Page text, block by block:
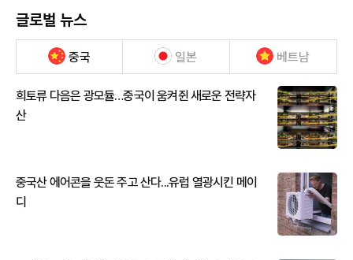
글로벌 뉴스
중국 일본 베트남
희토류 다음은 광모듈…중국이 움켜쥔 새로운 전략자
산
중국산 에어콘을 웃돈 주고 산다...유럽 열광시킨 메이
디